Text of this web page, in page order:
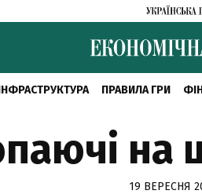
ПРАВИЛА ГРИ
на
19 ВЕРЕСНЯ